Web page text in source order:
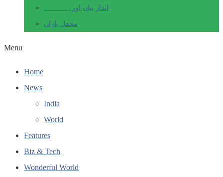
انداز بیاں اور۔۔۔۔۔۔۔
محفل یاراں
Menu
Home
News
India
World
Features
Biz & Tech
Wonderful World